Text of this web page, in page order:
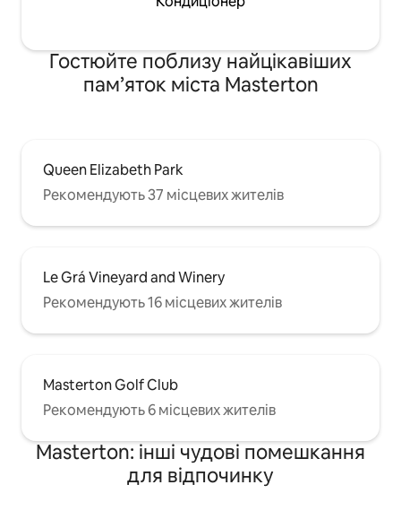
Гостюйте поблизу найцікавіших
пам’яток міста Masterton
Queen Elizabeth Park
Рекомендують 37 місцевих жителів
Le Grá Vineyard and Winery
Рекомендують 16 місцевих жителів
Masterton Golf Club
Рекомендують 6 місцевих жителів
Masterton: інші чудові помешкання
для відпочинку